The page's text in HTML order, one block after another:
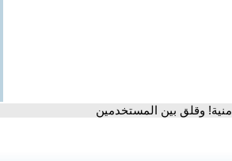
وقلق بين المستخدمين